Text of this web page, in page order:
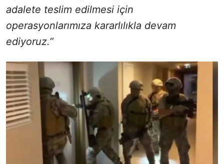
adalete teslim edilmesi için
operasyonlarımıza kararlılıkla devam
ediyoruz.”